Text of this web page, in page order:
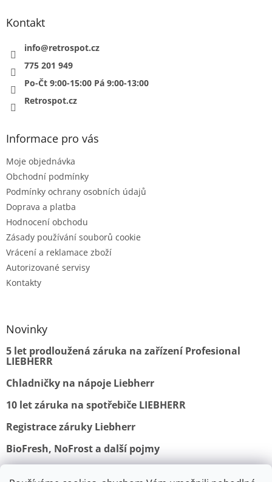
Kontakt
info@retrospot.cz
775 201 949
Po-Čt 9:00-15:00 Pá 9:00-13:00
Retrospot.cz
Informace pro vás
Moje objednávka
Obchodní podmínky
Podmínky ochrany osobních údajů
Doprava a platba
Hodnocení obchodu
Zásady používání souborů cookie
Vrácení a reklamace zboží
Autorizované servisy
Kontakty
Novinky
5 let prodloužená záruka na zařízení Profesional
LIEBHERR
Chladničky na nápoje Liebherr
10 let záruka na spotřebiče LIEBHERR
Registrace záruky Liebherr
BioFresh, NoFrost a další pojmy